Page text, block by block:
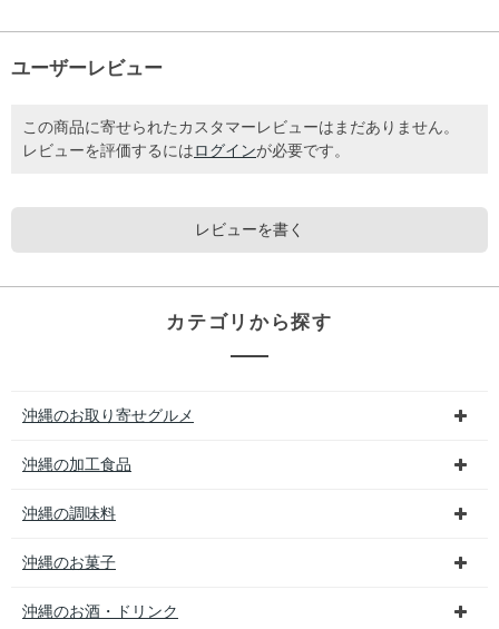
ユーザーレビュー
この商品に寄せられたカスタマーレビューはまだありません。
レビューを評価するには ログインが必要です。
レビューを書く
カテゴリから探す
沖縄のお取り寄せグルメ
沖縄の加工食品
沖縄の調味料
沖縄のお菓子
沖縄のお酒・ドリンク